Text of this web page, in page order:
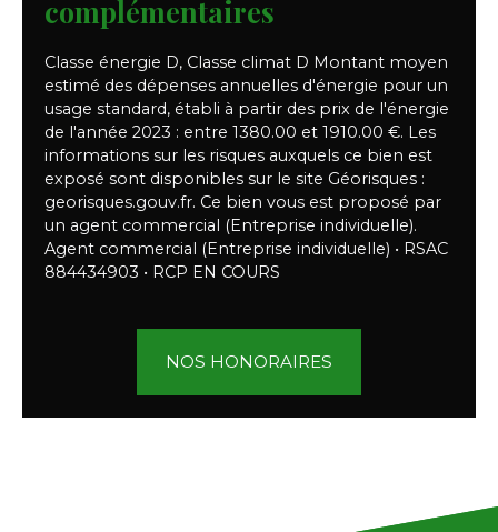
complémentaires
Classe énergie D, Classe climat D Montant moyen
estimé des dépenses annuelles d'énergie pour un
usage standard, établi à partir des prix de l'énergie
de l'année 2023 : entre 1380.00 et 1910.00 €. Les
informations sur les risques auxquels ce bien est
exposé sont disponibles sur le site Géorisques :
georisques.gouv.fr. Ce bien vous est proposé par
un agent commercial (Entreprise individuelle).
Agent commercial (Entreprise individuelle) • RSAC
884434903 • RCP EN COURS
NOS HONORAIRES